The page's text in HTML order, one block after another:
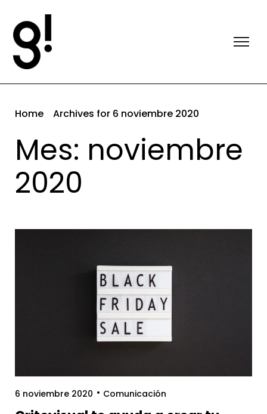
Home Archives for 6 noviembre 2020
Mes: noviembre
2020
6 noviembre 2020 Comunicación